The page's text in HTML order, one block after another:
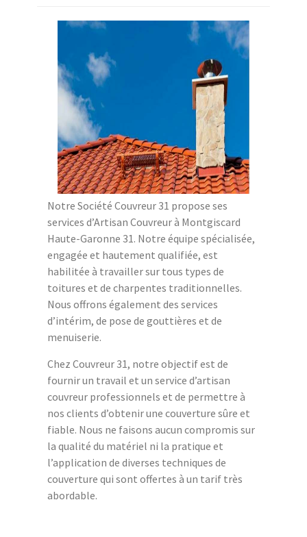
Notre Société Couvreur 31 propose ses
services d’Artisan Couvreur à Montgiscard
Haute-Garonne 31. Notre équipe spécialisée,
engagée et hautement qualifiée, est
habilitée à travailler sur tous types de
toitures et de charpentes traditionnelles.
Nous offrons également des services
d’intérim, de pose de gouttières et de
menuiserie.
Chez Couvreur 31, notre objectif est de
fournir un travail et un service d’artisan
couvreur professionnels et de permettre à
nos clients d’obtenir une couverture sûre et
fiable. Nous ne faisons aucun compromis sur
la qualité du matériel ni la pratique et
l’application de diverses techniques de
couverture qui sont offertes à un tarif très
abordable.